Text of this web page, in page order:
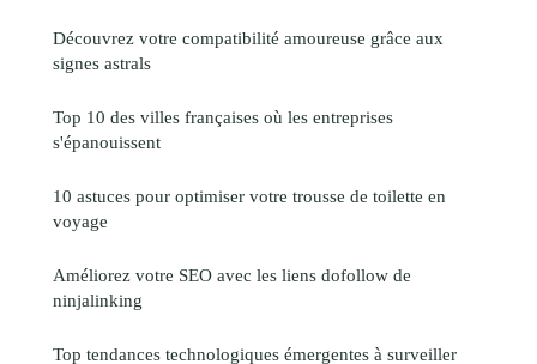
Découvrez votre compatibilité amoureuse grâce aux
signes astrals
Top 10 des villes françaises où les entreprises
s'épanouissent
10 astuces pour optimiser votre trousse de toilette en
voyage
Améliorez votre SEO avec les liens dofollow de
ninjalinking
Top tendances technologiques émergentes à surveiller